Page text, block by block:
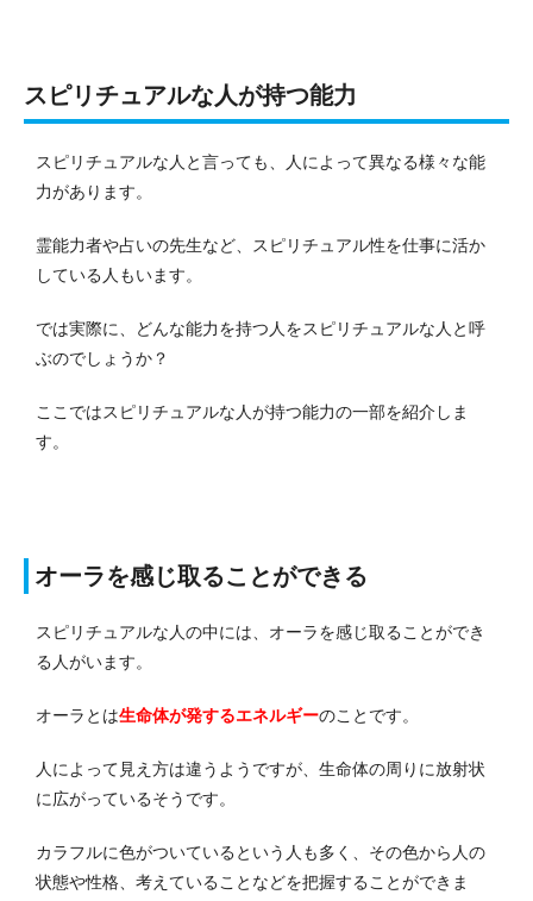
スピリチュアルな人が持つ能力
スピリチュアルな人と言っても、人によって異なる様々な能
力があります。
霊能力者や占いの先生など、スピリチュアル性を仕事に活か
している人もいます。
では実際に、どんな能力を持つ人をスピリチュアルな人と呼
ぶのでしょうか？
ここではスピリチュアルな人が持つ能力の一部を紹介しま
す。
オーラを感じ取ることができる
スピリチュアルな人の中には、オーラを感じ取ることができ
る人がいます。
オーラとは生命体が発するエネルギーのことです。
人によって見え方は違うようですが、生命体の周りに放射状
に広がっているそうです。
カラフルに色がついているという人も多く、その色から人の
状態や性格、考えていることなどを把握することができま